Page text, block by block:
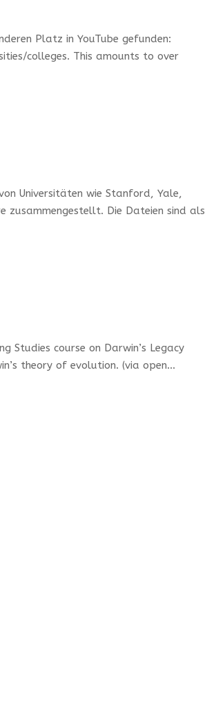
Platz in YouTube gefunden:
colleges. This amounts to over
Universitäten wie Stanford, Yale,
zusammengestellt. Die Dateien sind als
Studies course on Darwin’s Legacy
theory of evolution. (via open...